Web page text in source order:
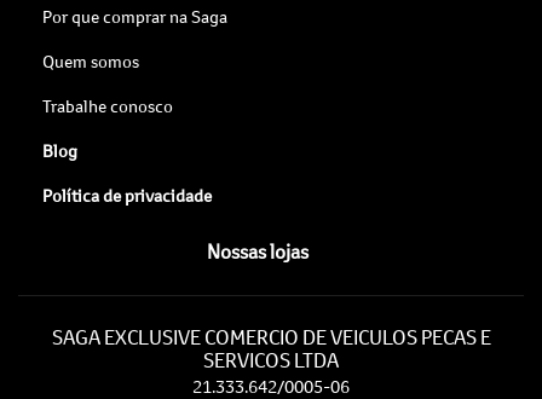
Por que comprar na Saga
Quem somos
Trabalhe conosco
Blog
Política de privacidade
Nossas lojas
SAGA EXCLUSIVE COMERCIO DE VEICULOS PECAS E
SERVICOS LTDA
21.333.642/0005-06